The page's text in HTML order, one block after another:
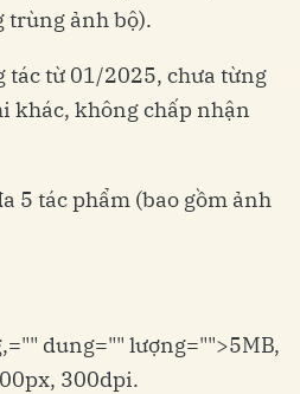
trùng ảnh bộ).
tác từ 01/2025, chưa từng
khác, không chấp nhận
5 tác phẩm (bao gồm ảnh
dung="" lượng="">5MB,
300dpi.